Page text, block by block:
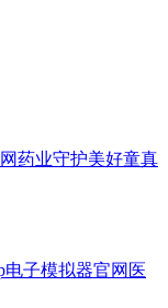
药业守护美好童真
电子模拟器官网医